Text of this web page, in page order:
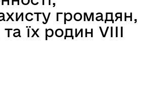
громадян,
їх родин VІІІ